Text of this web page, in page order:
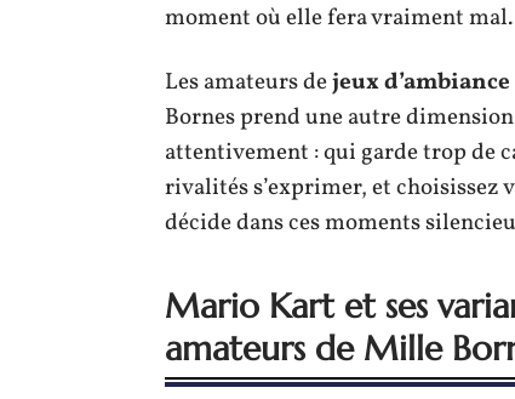
moment où elle fera vraiment
Les amateurs dejeux d’ambiance
Bornes prend une autre dimension
attentivement : qui garde trop de
rivalités s’exprimer, et choisissez
décide dans ces moments
Mario Kart et ses
amateurs de Mille